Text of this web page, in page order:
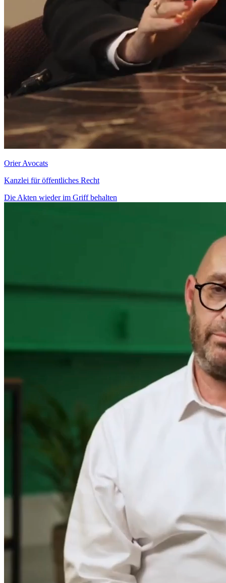
Orier Avocats
Kanzlei für öffentliches Recht
Die Akten wieder im Griff behalten